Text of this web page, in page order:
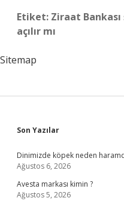
Etiket: Ziraat
açılır mı
Sitemap
Sidebar
Son Yazılar
Dinimizde köpek neden
Ağustos 6, 2026
Avesta markası kimin ?
Ağustos 5, 2026